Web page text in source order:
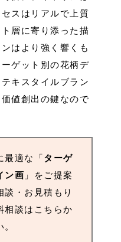
スはリアルで上質
層に寄り添った描
はより強く響くも
ゲット別の花柄デ
キスタイルブラン
値創出の鍵なので
適な「 ターゲ
ン画 」をご提案
談・お見積もり
相談はこちらか